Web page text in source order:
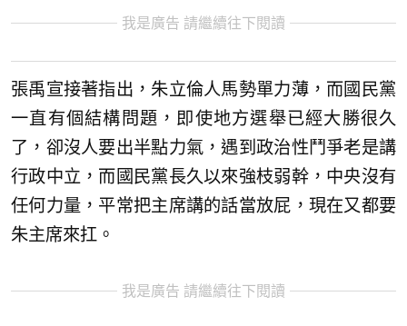
我是廣告 請繼續往下閱讀
張禹宣接著指出，朱立倫人馬勢單力薄，而國民黨
一直有個結構問題，即使地方選舉已經大勝很久
了，卻沒人要出半點力氣，遇到政治性鬥爭老是講
行政中立，而國民黨長久以來強枝弱幹，中央沒有
任何力量，平常把主席講的話當放屁，現在又都要
朱主席來扛。
我是廣告 請繼續往下閱讀